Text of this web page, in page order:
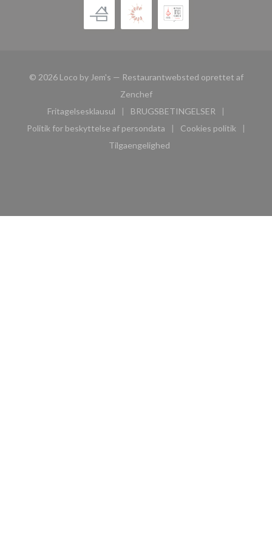
© 2026 Loco by Jem's — Restaurantwebsted oprettet af
Zenchef((åbner i et nyt vindue))
Fritagelsesklausul
((åbner i et nyt vindue))
BRUGSBETINGELSER
((åbner i et nyt vindue))
Politik for beskyttelse af persondata
((åbner i et nyt vindue))
Cookies politik
((åbner i et
Tilgaengelighed
((åbner i et nyt vindue))